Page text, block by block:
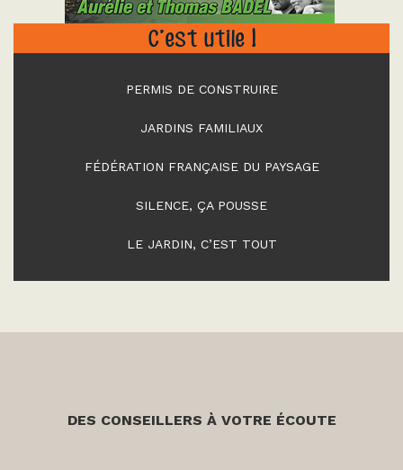
C’est utile !
PERMIS DE CONSTRUIRE
JARDINS FAMILIAUX
FÉDÉRATION FRANÇAISE DU PAYSAGE
SILENCE, ÇA POUSSE
LE JARDIN, C’EST TOUT
DES CONSEILLERS À VOTRE ÉCOUTE